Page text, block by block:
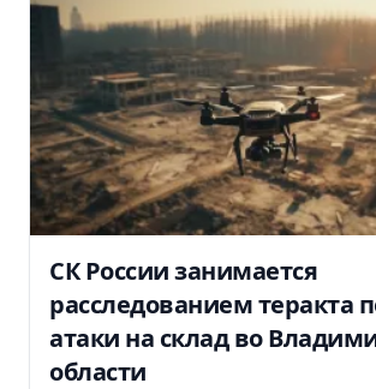
СК России занимается
расследованием теракта
атаки на склад во
области